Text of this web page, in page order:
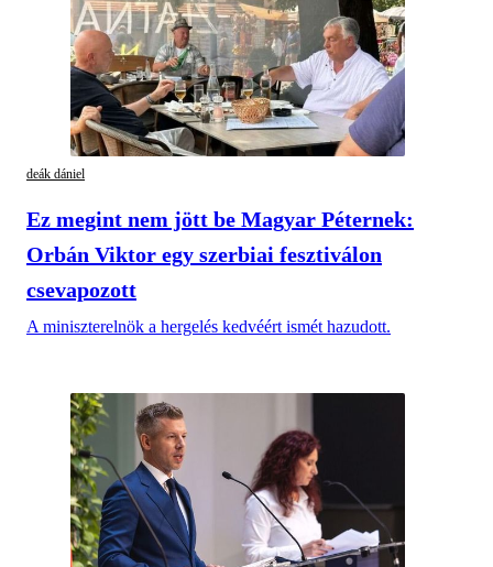
deák dániel
Ez megint nem jött be Magyar Péternek:
Orbán Viktor egy szerbiai fesztiválon
csevapozott
A miniszterelnök a hergelés kedvéért ismét hazudott.